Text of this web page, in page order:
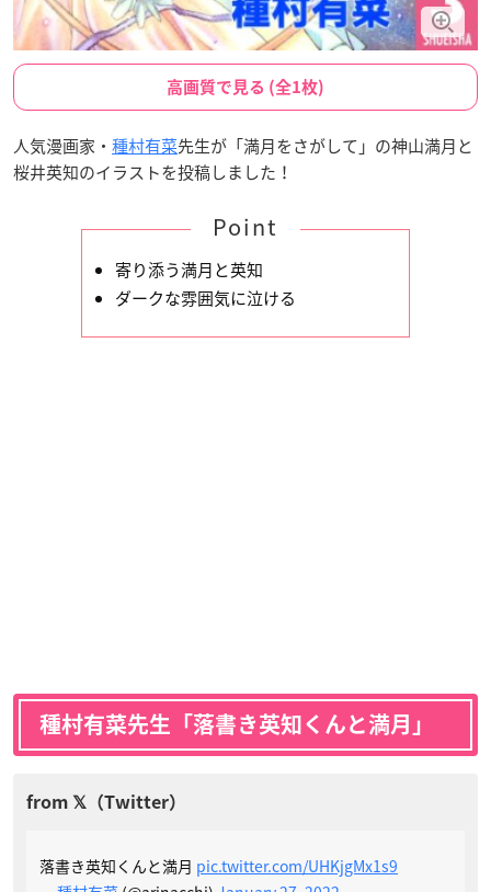
高画質で見る (全1枚)
人気漫画家・ 種村有菜先生が「満月をさがして」の神山満月と
桜井英知のイラストを投稿しました！
Point
寄り添う満月と英知
ダークな雰囲気に泣ける
種村有菜先生「落書き英知くんと満月」
落書き英知くんと満月 pic.twitter.com/UHKjgMx1s9